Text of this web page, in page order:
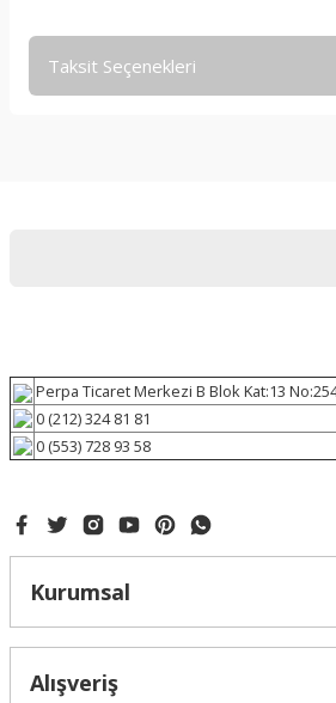
Taksit Seçenekleri
Perpa Ticaret Merkezi B Blok Kat:13
0 (212) 324 81 81
0 (553) 728 93 58
Kurumsal
Alışveriş